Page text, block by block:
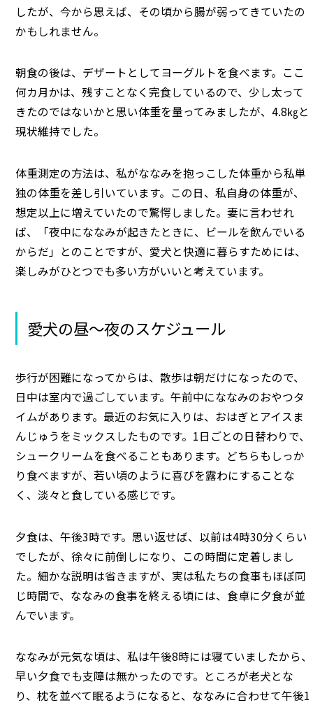
したが、今から思えば、その頃から腸が弱ってきていたの
かもしれません。
朝食の後は、デザートとしてヨーグルトを食べます。ここ
何カ月かは、残すことなく完食しているので、少し太って
きたのではないかと思い体重を量ってみましたが、4.8㎏と
現状維持でした。
体重測定の方法は、私がななみを抱っこした体重から私単
独の体重を差し引いています。この日、私自身の体重が、
想定以上に増えていたので驚愕しました。妻に言わせれ
ば、「夜中にななみが起きたときに、ビールを飲んでいる
からだ」とのことですが、愛犬と快適に暮らすためには、
楽しみがひとつでも多い方がいいと考えています。
愛犬の昼～夜のスケジュール
歩行が困難になってからは、散歩は朝だけになったので、
日中は室内で過ごしています。午前中にななみのおやつタ
イムがあります。最近のお気に入りは、おはぎとアイスま
んじゅうをミックスしたものです。1日ごとの日替わりで、
シュークリームを食べることもあります。どちらもしっか
り食べますが、若い頃のように喜びを露わにすることな
く、淡々と食している感じです。
夕食は、午後3時です。思い返せば、以前は4時30分くらい
でしたが、徐々に前倒しになり、この時間に定着しまし
た。細かな説明は省きますが、実は私たちの食事もほぼ同
じ時間で、ななみの食事を終える頃には、食卓に夕食が並
んでいます。
ななみが元気な頃は、私は午後8時には寝ていましたから、
早い夕食でも支障は無かったのです。ところが老犬とな
り、枕を並べて眠るようになると、ななみに合わせて午後1